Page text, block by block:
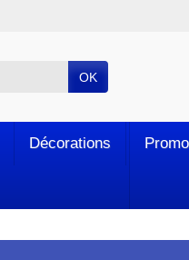
OK
Décorations